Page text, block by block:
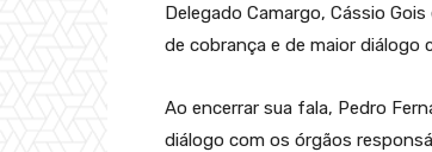
Delegado Camargo, Cássio
de cobrança e de maior diálogo
Ao encerrar sua fala, Pedro
diálogo com os órgãos